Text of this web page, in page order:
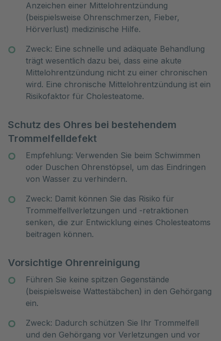
Anzeichen einer Mittelohrentzündung
(beispielsweise Ohrenschmerzen, Fieber,
Hörverlust) medizinische Hilfe.
Zweck: Eine schnelle und adäquate Behandlung
trägt wesentlich dazu bei, dass eine akute
Mittelohrentzündung nicht zu einer chronischen
wird. Eine chronische Mittelohrentzündung ist ein
Risikofaktor für Cholesteatome.
Schutz des Ohres bei bestehendem
Trommelfelldefekt
Empfehlung: Verwenden Sie beim Schwimmen
oder Duschen Ohrenstöpsel, um das Eindringen
von Wasser zu verhindern.
Zweck: Damit können Sie das Risiko für
Trommelfellverletzungen und -retraktionen
senken, die zur Entwicklung eines Cholesteatoms
beitragen können.
Vorsichtige Ohrenreinigung
Führen Sie keine spitzen Gegenstände
(beispielsweise Wattestäbchen) in den Gehörgang
ein.
Zweck: Dadurch schützen Sie Ihr Trommelfell
und den Gehörgang vor Verletzungen und vor